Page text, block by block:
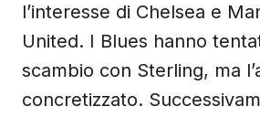
l’interesse di Chelsea e
United. I Blues hanno
scambio con Sterling, ma
concretizzato.